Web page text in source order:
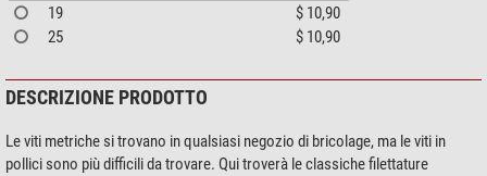
19
$ 10,90
25
$ 10,90
DESCRIZIONE PRODOTTO
Le viti metriche si trovano in qualsiasi negozio di bricolage, ma le viti in
pollici sono più difficili da trovare. Qui troverà le classiche filettature